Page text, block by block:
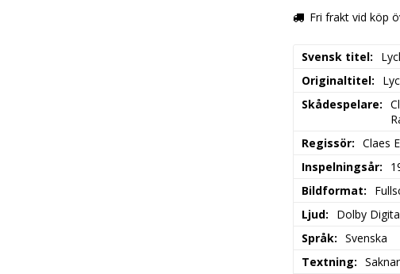
Fri frakt vid köp
Svensk titel
Originaltitel
Skådespelare
Regissör
Claes
Inspelningsår
Bildformat
Ljud
Dolby
Språk
Svenska
Textning